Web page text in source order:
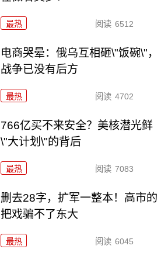
最热 阅读 6512
电商哭晕：俄乌互相砸\"饭碗\"，
战争已没有后方
最热 阅读 4702
766亿买不来安全？美核潜光鲜
\"大计划\"的背后
最热 阅读 7083
删去28字，扩军一整本！高市的
把戏骗不了东大
最热 阅读 6045